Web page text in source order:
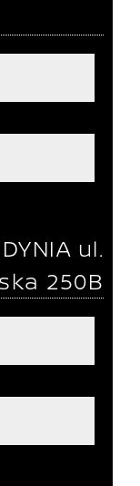
ul.
250B